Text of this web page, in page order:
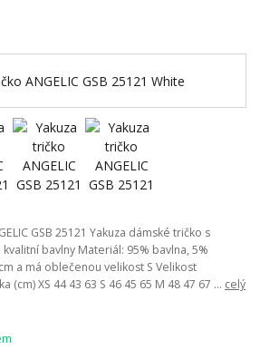
GSB 25121 Yakuza dámské tričko s
bavlny Materiál: 95% bavlna, 5%
a má oblečenou velikost S Velikost
(cm) XS 44 43 63 S 46 45 65 M 48 47 67 ... celý